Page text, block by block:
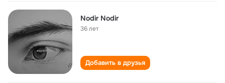
Nodir Nodir
36 лет
Добавить в друзья